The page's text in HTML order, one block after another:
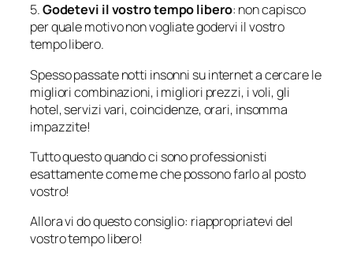
5.Godetevi il vostro tempo libero: non capisco
per quale motivo non vogliate godervi il vostro
tempo libero.
Spesso passate notti insonni su internet a cercare le
migliori combinazioni, i migliori prezzi, i voli, gli
hotel, servizi vari, coincidenze, orari, insomma
impazzite!
Tutto questo quando ci sono professionisti
esattamente come me che possono farlo al posto
vostro!
Allora vi do questo consiglio: riappropriatevi del
vostro tempo libero!